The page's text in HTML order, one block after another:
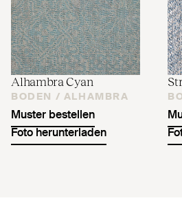
Alhambra Cyan
BODEN / ALHAMBRA
Muster bestellen
Foto herunterladen